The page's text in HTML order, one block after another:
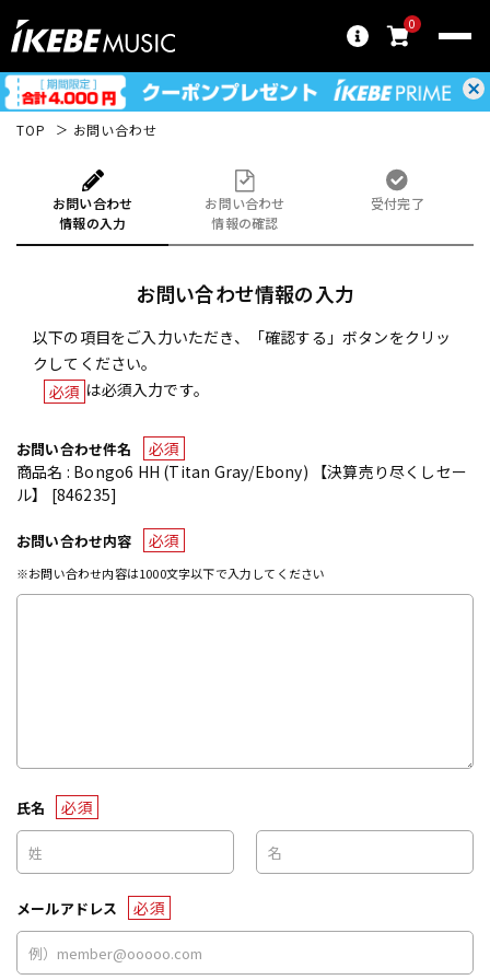
0
TOP お問い合わせ
お問い合わせ
情報の入力
お問い合わせ
情報の確認
受付完了
お問い合わせ情報の入力
以下の項目をご入力いただき、「確認する」ボタンをクリッ
クしてください。
必須 は必須入力です。
お問い合わせ件名
必須
商品名 : Bongo6 HH (Titan Gray/Ebony) 【決算売り尽くしセー
ル】 [846235]
お問い合わせ内容 必須
※お問い合わせ内容は1000文字以下で入力してください
氏名 必須
メールアドレス 必須